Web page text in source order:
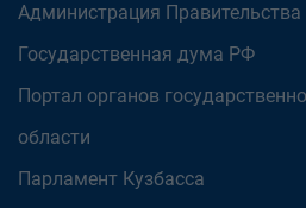
Администрация Правительства
Государственная дума РФ
Портал органов
области
Парламент Кузбасса